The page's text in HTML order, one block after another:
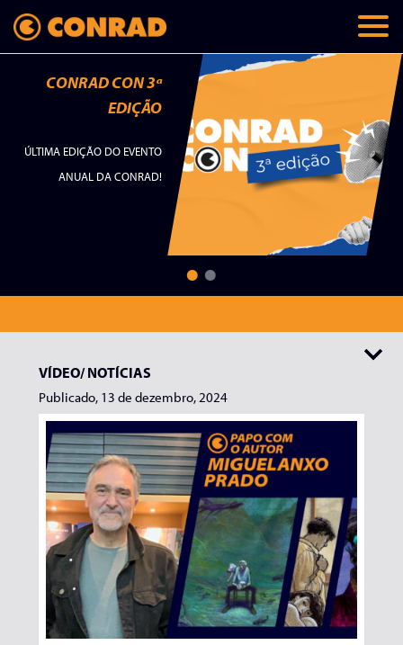
CONRAD CON 3ª
EDIÇÃO
ÚLTIMA EDIÇÃO DO EVENTO
ANUAL DA CONRAD!
Teaser
VÍDEO/NOTÍCIAS
Publicado, 13 de dezembro, 2024